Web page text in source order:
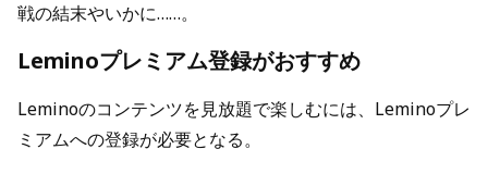
戦の結末やいかに……。
Leminoプレミアム登録がおすすめ
Leminoのコンテンツを見放題で楽しむには、Leminoプレ
ミアムへの登録が必要となる。